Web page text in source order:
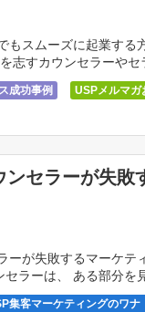
もスムーズに起業する
志すカウンセラーやセ
ない ・ホ […]
成功事例 USPメルマガ
の声
ンセラーが失敗
ーが失敗するマーケテ
セラーは、 ある部分
たの将来が […]
集客マーケティングのワナ